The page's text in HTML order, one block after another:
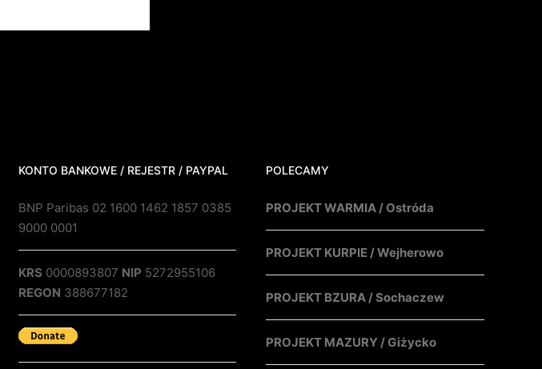
KONTO BANKOWE / REJESTR / PAYPAL
BNP Paribas 02 1600 1462 1857 0385
9000 0001
KRS 0000893807 NIP 5272955106
REGON 388677182
POLECAMY
PROJEKT WARMIA / Ostróda
PROJEKT KURPIE / Wejherowo
PROJEKT BZURA / Sochaczew
PROJEKT MAZURY / Giżycko